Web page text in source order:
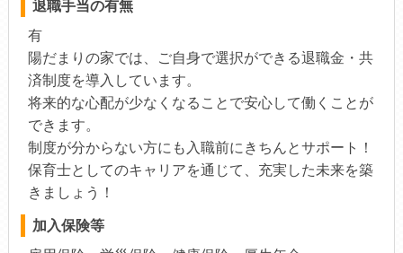
退職手当の有無
有
陽だまりの家では、ご自身で選択ができる退職金・共
済制度を導入しています。
将来的な心配が少なくなることで安心して働くことが
できます。
制度が分からない方にも入職前にきちんとサポート！
保育士としてのキャリアを通じて、充実した未来を築
きましょう！
加入保険等